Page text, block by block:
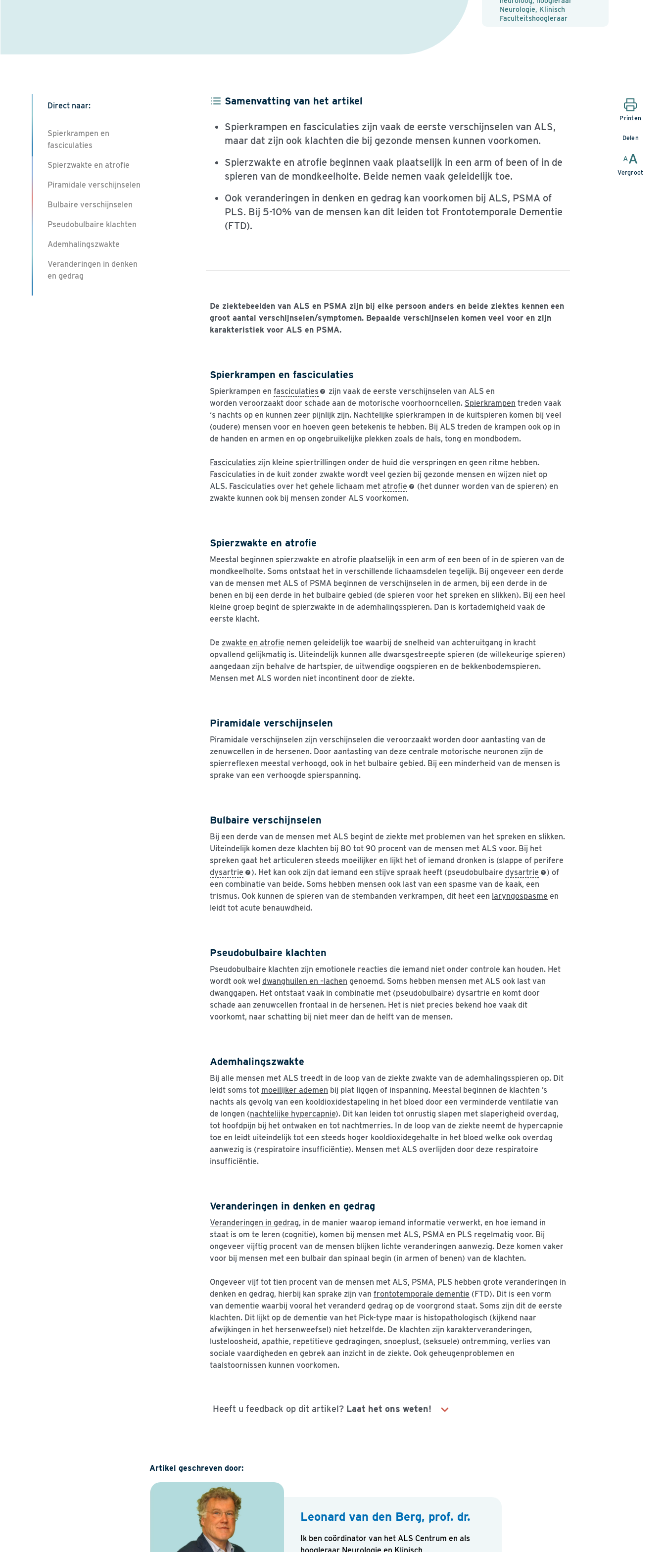
Printen
Delen
Vergroot
Neurologie, Klinisch
Faculteitshoogleraar
Direct naar:
Spierkrampen en
fasciculaties
Spierzwakte en atrofie
Piramidale verschijnselen
Bulbaire verschijnselen
Pseudobulbaire klachten
Ademhalingszwakte
Veranderingen in denken
en gedrag
Samenvatting van het artikel
Spierkrampen en fasciculaties zijn vaak de eerste verschijnselen van ALS,
maar dat zijn ook klachten die bij gezonde mensen kunnen voorkomen.
Spierzwakte en atrofie beginnen vaak plaatselijk in een arm of been of in de
spieren van de mondkeelholte. Beide nemen vaak geleidelijk toe.
Ook veranderingen in denken en gedrag kan voorkomen bij ALS, PSMA of
PLS. Bij 5-10% van de mensen kan dit leiden tot Frontotemporale Dementie
(FTD).
De ziektebeelden van ALS en PSMA zijn bij elke persoon anders en beide ziektes kennen een
groot aantal verschijnselen/symptomen. Bepaalde verschijnselen komen veel voor en zijn
karakteristiek voor ALS en PSMA.
Spierkrampen en fasciculaties
Spierkrampen en fasciculaties
zijn vaak de eerste verschijnselen van ALS en
worden veroorzaakt door schade aan de motorische voorhoorncellen. Spierkrampen treden vaak
‘s nachts op en kunnen zeer pijnlijk zijn. Nachtelijke spierkrampen in de kuitspieren komen bij veel
(oudere) mensen voor en hoeven geen betekenis te hebben. Bij ALS treden de krampen ook op in
de handen en armen en op ongebruikelijke plekken zoals de hals, tong en mondbodem.
Fasciculaties zijn kleine spiertrillingen onder de huid die verspringen en geen ritme hebben.
Fasciculaties in de kuit zonder zwakte wordt veel gezien bij gezonde mensen en wijzen niet op
ALS. Fasciculaties over het gehele lichaam met atrofie
(het dunner worden van de spieren) en
zwakte kunnen ook bij mensen zonder ALS voorkomen.
Spierzwakte en atrofie
Meestal beginnen spierzwakte en atrofie plaatselijk in een arm of een been of in de spieren van de
mondkeelholte. Soms ontstaat het in verschillende lichaamsdelen tegelijk. Bij ongeveer een derde
van de mensen met ALS of PSMA beginnen de verschijnselen in de armen, bij een derde in de
benen en bij een derde in het bulbaire gebied (de spieren voor het spreken en slikken). Bij een heel
kleine groep begint de spierzwakte in de ademhalingsspieren. Dan is kortademigheid vaak de
eerste klacht.
De zwakte en atrofie nemen geleidelijk toe waarbij de snelheid van achteruitgang in kracht
opvallend gelijkmatig is. Uiteindelijk kunnen alle dwarsgestreepte spieren (de willekeurige spieren)
aangedaan zijn behalve de hartspier, de uitwendige oogspieren en de bekkenbodemspieren.
Mensen met ALS worden niet incontinent door de ziekte.
Piramidale verschijnselen
Piramidale verschijnselen zijn verschijnselen die veroorzaakt worden door aantasting van de
zenuwcellen in de hersenen. Door aantasting van deze centrale motorische neuronen zijn de
spierreflexen meestal verhoogd, ook in het bulbaire gebied. Bij een minderheid van de mensen is
sprake van een verhoogde spierspanning.
Bulbaire verschijnselen
Bij een derde van de mensen met ALS begint de ziekte met problemen van het spreken en slikken.
Uiteindelijk komen deze klachten bij 80 tot 90 procent van de mensen met ALS voor. Bij het
spreken gaat het articuleren steeds moeilijker en lijkt het of iemand dronken is (slappe of perifere
dysartrie
). Het kan ook zijn dat iemand een stijve spraak heeft (pseudobulbaire dysartrie
) of
een combinatie van beide. Soms hebben mensen ook last van een spasme van de kaak, een
trismus. Ook kunnen de spieren van de stembanden verkrampen, dit heet een laryngospasme en
leidt tot acute benauwdheid.
Pseudobulbaire klachten
Pseudobulbaire klachten zijn emotionele reacties die iemand niet onder controle kan houden. Het
wordt ook wel dwanghuilen en –lachen genoemd. Soms hebben mensen met ALS ook last van
dwanggapen. Het ontstaat vaak in combinatie met (pseudobulbaire) dysartrie en komt door
schade aan zenuwcellen frontaal in de hersenen. Het is niet precies bekend hoe vaak dit
voorkomt, naar schatting bij niet meer dan de helft van de mensen.
Ademhalingszwakte
Bij alle mensen met ALS treedt in de loop van de ziekte zwakte van de ademhalingsspieren op. Dit
leidt soms tot moeilijker ademen bij plat liggen of inspanning. Meestal beginnen de klachten ’s
nachts als gevolg van een kooldioxidestapeling in het bloed door een verminderde ventilatie van
de longen (nachtelijke hypercapnie). Dit kan leiden tot onrustig slapen met slaperigheid overdag,
tot hoofdpijn bij het ontwaken en tot nachtmerries. In de loop van de ziekte neemt de hypercapnie
toe en leidt uiteindelijk tot een steeds hoger kooldioxidegehalte in het bloed welke ook overdag
aanwezig is (respiratoire insufficiëntie). Mensen met ALS overlijden door deze respiratoire
insufficiëntie.
Veranderingen in denken en gedrag
Veranderingen in gedrag, in de manier waarop iemand informatie verwerkt, en hoe iemand in
staat is om te leren (cognitie), komen bij mensen met ALS, PSMA en PLS regelmatig voor. Bij
ongeveer vijftig procent van de mensen blijken lichte veranderingen aanwezig. Deze komen vaker
voor bij mensen met een bulbair dan spinaal begin (in armen of benen) van de klachten.
Ongeveer vijf tot tien procent van de mensen met ALS, PSMA, PLS hebben grote veranderingen in
denken en gedrag, hierbij kan sprake zijn van frontotemporale dementie (FTD). Dit is een vorm
van dementie waarbij vooral het veranderd gedrag op de voorgrond staat. Soms zijn dit de eerste
klachten. Dit lijkt op de dementie van het Pick-type maar is histopathologisch (kijkend naar
afwijkingen in het hersenweefsel) niet hetzelfde. De klachten zijn karakterveranderingen,
lusteloosheid, apathie, repetitieve gedragingen, snoeplust, (seksuele) ontremming, verlies van
sociale vaardigheden en gebrek aan inzicht in de ziekte. Ook geheugenproblemen en
taalstoornissen kunnen voorkomen.
Heeft u feedback op dit artikel? Laat het ons weten!
E-mailadres
Artikel geschreven door:
Leonard van den Berg, prof. dr.
Ik ben coördinator van het ALS Centrum en als